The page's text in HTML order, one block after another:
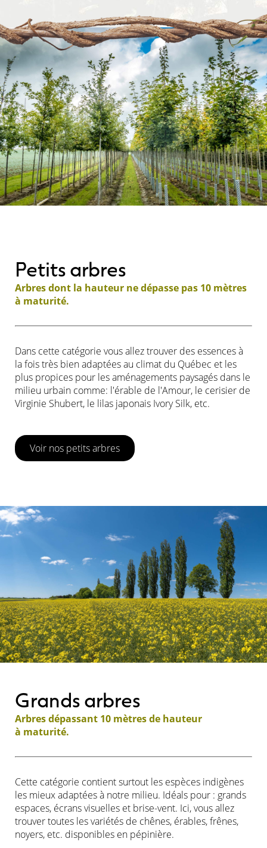
Petits arbres
Arbres dont la hauteur ne dépasse pas 10 mètres
à maturité.
Dans cette catégorie vous allez trouver des essences à
la fois très bien adaptées au climat du Québec et les
plus propices pour les aménagements paysagés dans le
milieu urbain comme: l'érable de l'Amour, le cerisier de
Virginie Shubert, le lilas japonais Ivory Silk, etc.
Voir nos petits arbres
Grands arbres
Arbres dépassant 10 mètres de hauteur
à maturité.
Cette catégorie contient surtout les espèces indigènes
les mieux adaptées à notre milieu. Idéals pour : grands
espaces, écrans visuelles et brise-vent. Ici, vous allez
trouver toutes les variétés de chênes, érables, frênes,
noyers, etc. disponibles en pépinière.